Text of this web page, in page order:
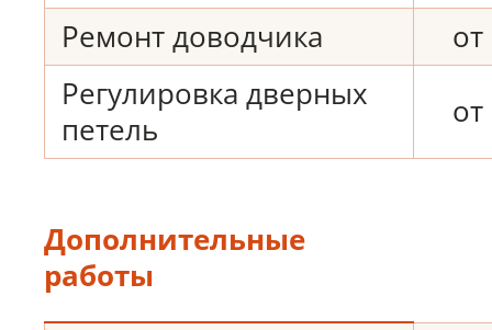
Ремонт доводчика
Регулировка дверных
петель
Дополнительные
работы